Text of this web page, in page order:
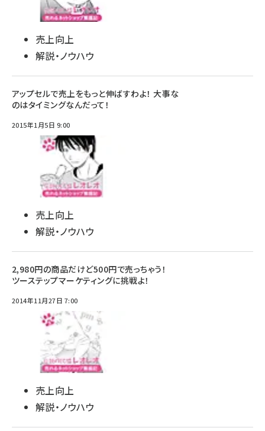
売上向上
解説・ノウハウ
アップセルで売上をもっと伸ばすわよ！ 大事な
のはタイミングなんだって！
2015年1月5日 9:00
売上向上
解説・ノウハウ
2,980円の商品だけど500円で売っちゃう！
ツーステップマーケティングに挑戦よ！
2014年11月27日 7:00
売上向上
解説・ノウハウ